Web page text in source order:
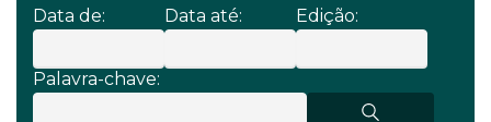
Data de: Data até: Edição:
Palavra-chave: